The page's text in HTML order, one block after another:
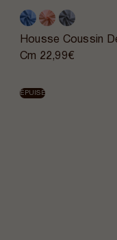
Housse Coussin
Cm 22,99€
ÉPUISÉ